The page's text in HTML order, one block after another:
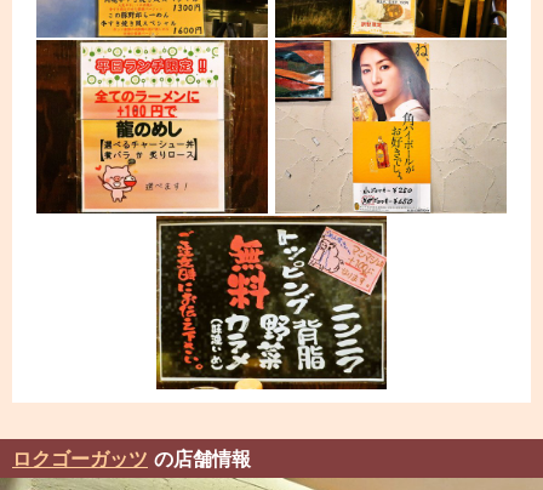
ロクゴーガッツ の店舗情報